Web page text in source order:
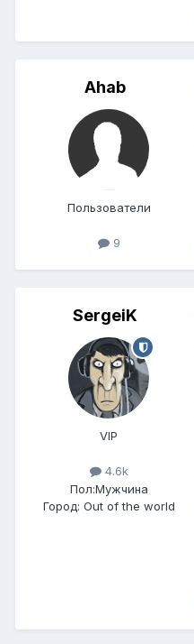
Ahab
Пользователи
9
SergeiK
VIP
4.6k
Пол:Мужчина
Город: Out of the world